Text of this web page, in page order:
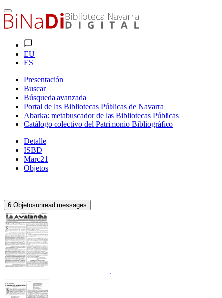
EU
ES
Presentación
Buscar
Búsqueda avanzada
Portal de las Bibliotecas Públicas de Navarra
Abarka: metabuscador de las Bibliotecas Públicas
Catálogo colectivo del Patrimonio Bibliográfico
Detalle
ISBD
Marc21
Objetos
6 Objetosunread messages
1